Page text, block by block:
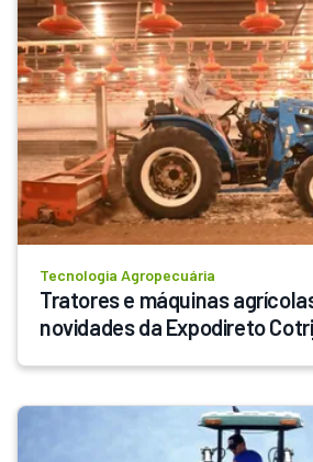
Tecnologia Agropecuária
Tratores e máquinas
novidades da Expodireto